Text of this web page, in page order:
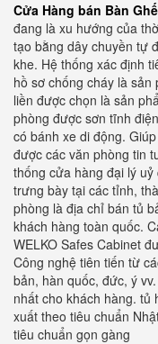
Cửa Hàng bán Bàn
đang là xu hướng của
tạo bằng dây chuyền tự
khe. Hệ thống xác định
hồ sơ chống cháy là
liền được chọn là sản
phòng được sơn tĩnh
có bánh xe di động.
được các văn phòng tin
thống cửa hàng đại lý
trưng bày tại các tỉnh,
phòng là địa chỉ bán tủ
khách hàng toàn quốc.
WELKO Safes Cabinet
Công nghệ tiên tiến từ
bản, hàn quốc, đức, ý
nhất cho khách hàng. tủ
xuất theo tiêu chuẩn
tiêu chuẩn gọn gàng